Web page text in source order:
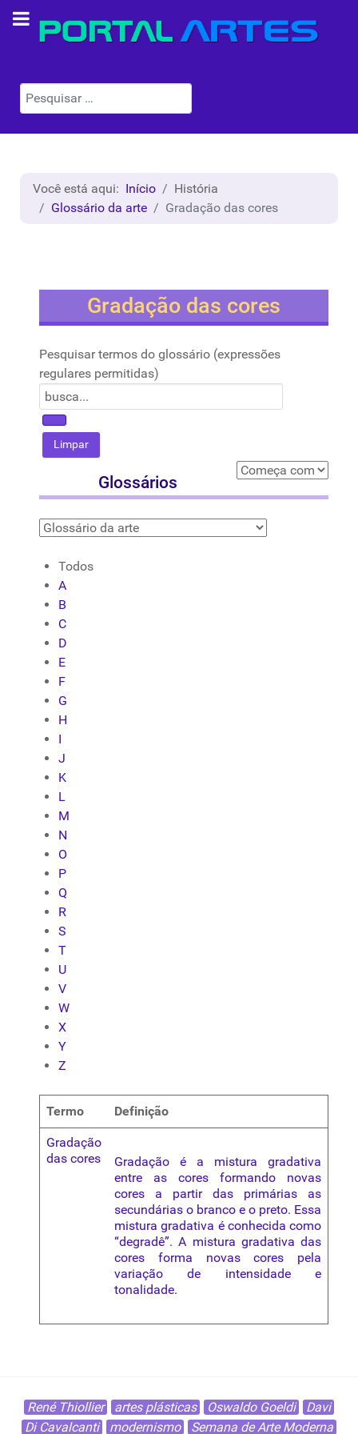
Pesquisar
Você está aqui: Início
História
Glossário da arte
Gradação das cores
Gradação das cores
Pesquisar termos do glossário (expressões
regulares permitidas)
Glossários
Todos
A
B
C
D
E
F
G
H
I
J
K
L
M
N
O
P
Q
R
S
T
U
V
W
X
Y
Z
Termo Definição
Gradação
das cores
Gradação é a mistura gradativa
entre as cores formando novas
cores a partir das primárias as
secundárias o branco e o preto. Essa
mistura gradativa é conhecida como
“degradê”. A mistura gradativa das
cores forma novas cores pela
variação de intensidade e
tonalidade.
René Thiollier artes plásticas Oswaldo Goeldi
Davi
Di Cavalcanti
modernismo Semana de Arte Moderna